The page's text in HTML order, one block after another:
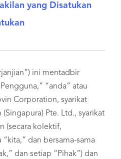
yang Disatukan
ini mentadbir
“anda” atau
Corporation, syarikat
Pte. Ltd., syarikat
(secara kolektif,
dan bersama-sama
dan setiap “Pihak”) dan